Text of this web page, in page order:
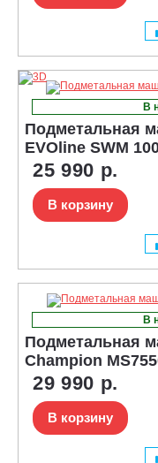
В
Подметальная
EVOline SWM
25 990 р.
В корзину
В
Подметальная
Champion
29 990 р.
В корзину